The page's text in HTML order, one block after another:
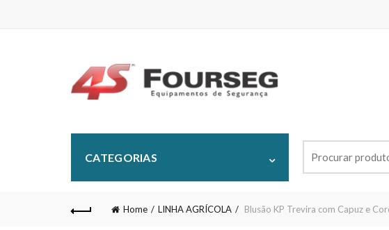
CATEGORIAS
for:
Home LINHA AGRÍCOLA Blusão KP Trevira com Capuz e